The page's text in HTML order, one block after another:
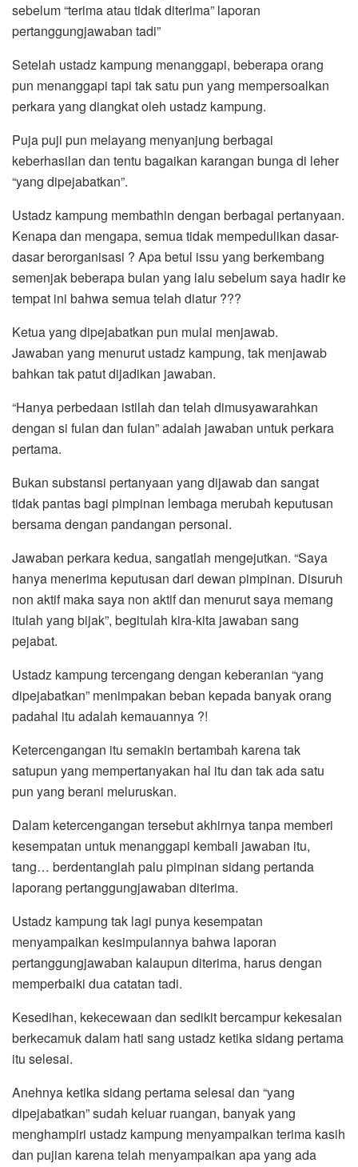
sebelum “terima atau tidak diterima” laporan
pertanggungjawaban tadi”
Setelah ustadz kampung menanggapi, beberapa orang
pun menanggapi tapi tak satu pun yang mempersoalkan
perkara yang diangkat oleh ustadz kampung.
Puja puji pun melayang menyanjung berbagai
keberhasilan dan tentu bagaikan karangan bunga di leher
“yang dipejabatkan”.
Ustadz kampung membathin dengan berbagai pertanyaan.
Kenapa dan mengapa, semua tidak mempedulikan dasar-
dasar berorganisasi ? Apa betul issu yang berkembang
semenjak beberapa bulan yang lalu sebelum saya hadir ke
tempat ini bahwa semua telah diatur ???
Ketua yang dipejabatkan pun mulai menjawab.
Jawaban yang menurut ustadz kampung, tak menjawab
bahkan tak patut dijadikan jawaban.
“Hanya perbedaan istilah dan telah dimusyawarahkan
dengan si fulan dan fulan” adalah jawaban untuk perkara
pertama.
Bukan substansi pertanyaan yang dijawab dan sangat
tidak pantas bagi pimpinan lembaga merubah keputusan
bersama dengan pandangan personal.
Jawaban perkara kedua, sangatlah mengejutkan. “Saya
hanya menerima keputusan dari dewan pimpinan. Disuruh
non aktif maka saya non aktif dan menurut saya memang
itulah yang bijak”, begitulah kira-kita jawaban sang
pejabat.
Ustadz kampung tercengang dengan keberanian “yang
dipejabatkan” menimpakan beban kepada banyak orang
padahal itu adalah kemauannya ?!
Ketercengangan itu semakin bertambah karena tak
satupun yang mempertanyakan hal itu dan tak ada satu
pun yang berani meluruskan.
Dalam ketercengangan tersebut akhirnya tanpa memberi
kesempatan untuk menanggapi kembali jawaban itu,
tang… berdentanglah palu pimpinan sidang pertanda
laporang pertanggungjawaban diterima.
Ustadz kampung tak lagi punya kesempatan
menyampaikan kesimpulannya bahwa laporan
pertanggungjawaban kalaupun diterima, harus dengan
memperbaiki dua catatan tadi.
Kesedihan, kekecewaan dan sedikit bercampur kekesalan
berkecamuk dalam hati sang ustadz ketika sidang pertama
itu selesai.
Anehnya ketika sidang pertama selesai dan “yang
dipejabatkan” sudah keluar ruangan, banyak yang
menghampiri ustadz kampung menyampaikan terima kasih
dan pujian karena telah menyampaikan apa yang ada